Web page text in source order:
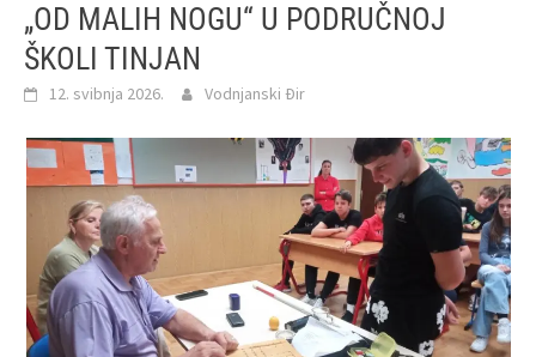
„OD MALIH NOGU“ U PODRUČNOJ
ŠKOLI TINJAN
12. svibnja 2026. Vodnjanski Đir